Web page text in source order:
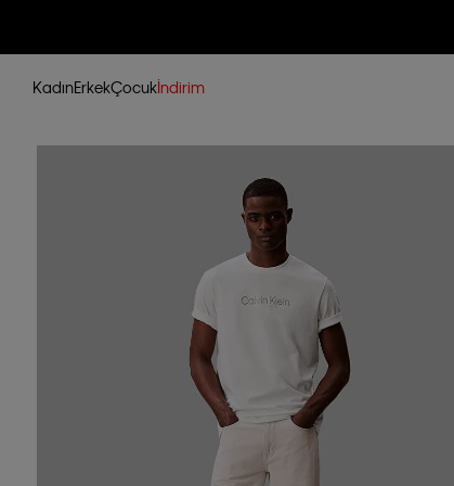
KadınErkekÇocukİndirim